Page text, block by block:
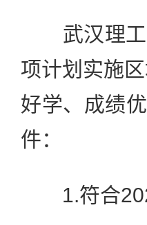
武汉理工
项计划实施
好学、成绩
件：
1.符合